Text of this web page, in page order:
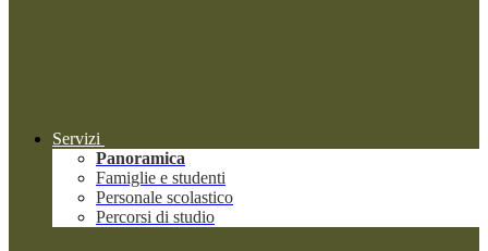
Servizi
Panoramica
Famiglie e studenti
Personale scolastico
Percorsi di studio